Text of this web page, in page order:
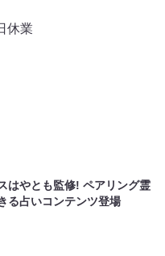
休業
はやとも監修! ペアリング霊
る占いコンテンツ登場